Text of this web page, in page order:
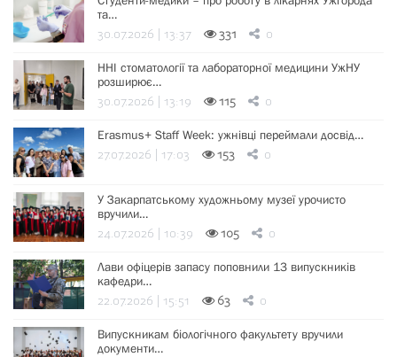
та…
30.07.2026 | 13:37 331 0
ННІ стоматології та лабораторної медицини УжНУ
розширює…
30.07.2026 | 13:19 115 0
Erasmus+ Staff Week: ужнівці переймали досвід…
27.07.2026 | 17:03 153 0
У Закарпатському художньому музеї урочисто
вручили…
24.07.2026 | 10:39 105 0
Лави офіцерів запасу поповнили 13 випускників
кафедри…
22.07.2026 | 15:51 63 0
Випускникам біологічного факультету вручили
документи…